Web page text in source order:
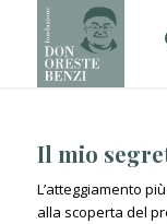
Il mio
L’atteggiamento
alla scoperta del